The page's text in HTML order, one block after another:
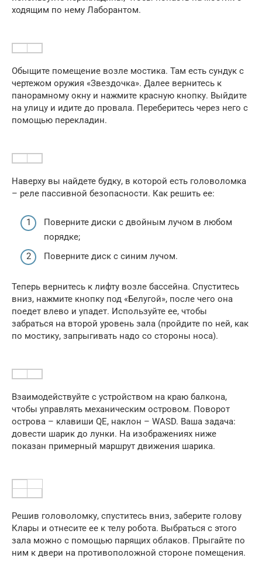
ходящим по нему Лаборантом.
Обыщите помещение возле мостика. Там есть сундук с
чертежом оружия «Звездочка». Далее вернитесь к
панорамному окну и нажмите красную кнопку. Выйдите
на улицу и идите до провала. Переберитесь через него с
помощью перекладин.
Наверху вы найдете будку, в которой есть головоломка
– реле пассивной безопасности. Как решить ее:
Поверните диски с двойным лучом в любом
порядке;
Поверните диск с синим лучом.
Теперь вернитесь к лифту возле бассейна. Спуститесь
вниз, нажмите кнопку под «Белугой», после чего она
поедет влево и упадет. Используйте ее, чтобы
забраться на второй уровень зала (пройдите по ней, как
по мостику, запрыгивать надо со стороны носа).
Взаимодействуйте с устройством на краю балкона,
чтобы управлять механическим островом. Поворот
острова – клавиши QE, наклон – WASD. Ваша задача:
довести шарик до лунки. На изображениях ниже
показан примерный маршрут движения шарика.
Решив головоломку, спуститесь вниз, заберите голову
Клары и отнесите ее к телу робота. Выбраться с этого
зала можно с помощью парящих облаков. Прыгайте по
ним к двери на противоположной стороне помещения.